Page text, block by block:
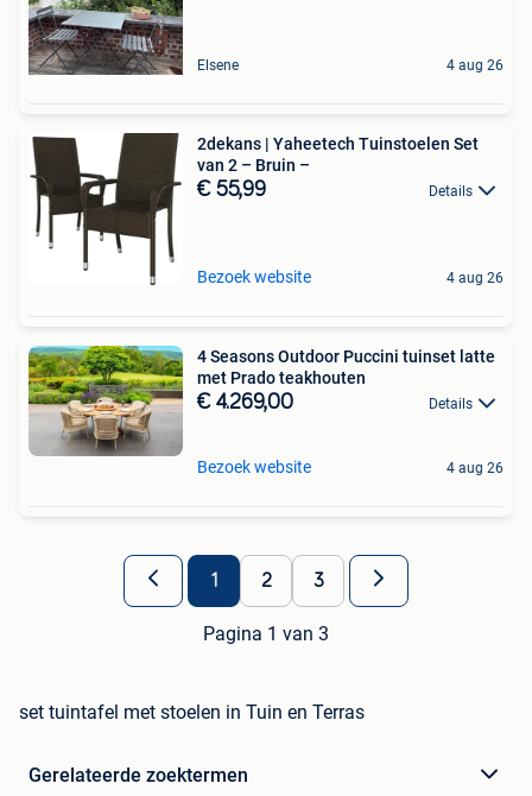
Elsene 4 aug 26
2dekans | Yaheetech Tuinstoelen Set
van 2 – Bruin –
€ 55,99 Details
Bezoek website 4 aug 26
4 Seasons Outdoor Puccini tuinset latte
met Prado teakhouten
€ 4.269,00 Details
Bezoek website 4 aug 26
1 2 3
Pagina 1 van 3
set tuintafel met stoelen in Tuin en Terras
Gerelateerde zoektermen